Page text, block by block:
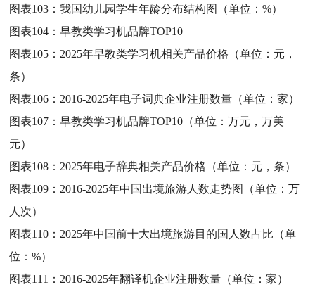
图表103：我国幼儿园学生年龄分布结构图（单位：%）
图表104：早教类学习机品牌TOP10
图表105： 2025年早教类学习机相关产品价格（单位：元，
条）
图表106： 2016-2025年电子词典企业注册数量（单位：家）
图表107：早教类学习机品牌TOP10（单位：万元，万美
元）
图表108： 2025年电子辞典相关产品价格（单位：元，条）
图表109： 2016-2025年中国出境旅游人数走势图（单位：万
人次）
图表110： 2025年中国前十大出境旅游目的国人数占比（单
位：%）
图表111： 2016-2025年翻译机企业注册数量（单位：家）